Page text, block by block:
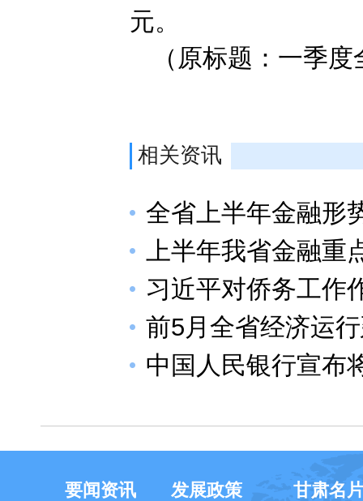
元。
（原标题：一季
相关资讯
全省上半年金融形
上半年我省金融
习近平对侨务工作
前5月全省经济运
中国人民银行宣布
要闻资讯 发展政策 甘肃名